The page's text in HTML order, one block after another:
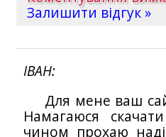
Залишити відгук »
ІВАН
Для мене ваш
Намагаюся
чином прохаю